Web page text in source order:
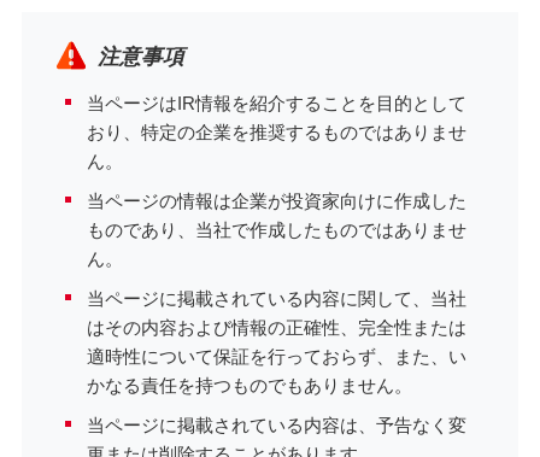
注意事項
当ページはIR情報を紹介することを目的として
おり、特定の企業を推奨するものではありませ
ん。
当ページの情報は企業が投資家向けに作成した
ものであり、当社で作成したものではありませ
ん。
当ページに掲載されている内容に関して、当社
はその内容および情報の正確性、完全性または
適時性について保証を行っておらず、また、い
かなる責任を持つものでもありません。
当ページに掲載されている内容は、予告なく変